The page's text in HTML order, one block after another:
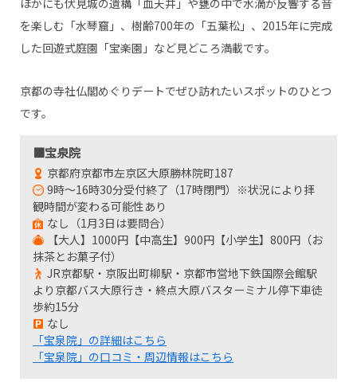
を楽しむ「水琴窟」、樹齢700年の「五葉松」、2015年に完成
した回遊式庭園「宝楽園」など見どころ満載です。
京都の寺社仏閣めぐりデートでぜひ訪れたいスポットのひとつ
です。
■宝泉院
京都府京都市左京区大原勝林院町187
9時～16時30分受付終了（17時閉門）※状況により拝
観時間が変わる可能性あり
なし（1月3日は要問合）
【大人】1000円【中高生】900円【小学生】800円（お
抹茶とお菓子付）
JR京都駅・京阪出町柳駅・京都市営地下鉄国際会館駅
より京都バス大原行き・終点大原バスターミナル停下車徒
歩約15分
なし
「宝泉院」の詳細はこちら
「宝泉院」の口コミ・周辺情報はこちら